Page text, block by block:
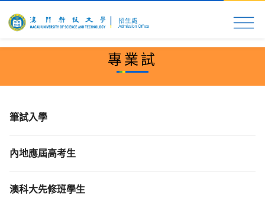
首頁 科大速覽 入學申請 更多資
專業試
筆試入學
內地應屆高考生
澳科大先修班學生